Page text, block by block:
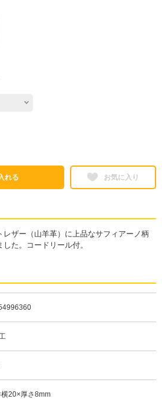
れる お気に入り
ザー（山羊革）に上品なサフィアーノ柄
た。コードリール付。
20×厚さ8mm